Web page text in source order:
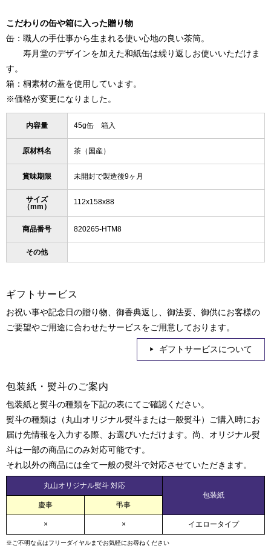
こだわりの缶や箱に入った贈り物
缶：職人の手仕事から生まれる使い心地の良い茶筒。
寿月堂のデザインを加えた和紙缶は繰り返しお使いいただけま
す。
箱：桐素材の蓋を使用しています。
※価格が変更になりました。
内容量 45g缶 箱入
原材料名 茶（国産）
賞味期限 未開封で製造後9ヶ月
サイズ
（mm）
112x158x88
商品番号 820265-HTM8
その他
ギフトサービス
お祝い事や記念日の贈り物、御香典返し、御法要、御供にお客様の
ご要望やご用途に合わせたサービスをご用意しております。
ギフトサービスについて
包装紙・熨斗のご案内
包装紙と熨斗の種類を下記の表にてご確認ください。
熨斗の種類は（丸山オリジナル熨斗または一般熨斗）ご購入時にお
届け先情報を入力する際、お選びいただけます。尚、オリジナル熨
斗は一部の商品にのみ対応可能です。
それ以外の商品には全て一般の熨斗で対応させていただきます。
丸山オリジナル熨斗 対応
包装紙
慶事
弔事
× × イエロータイプ
※ご不明な点はフリーダイヤルまでお気軽にお尋ねください